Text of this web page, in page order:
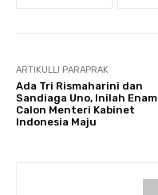
ARTIKULLI PARAPRAK
Ada Tri Rismaharini dan
Sandiaga Uno, Inilah Enam
Calon Menteri Kabinet
Indonesia Maju